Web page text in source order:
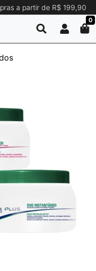
a partir de R$ 199,90
0